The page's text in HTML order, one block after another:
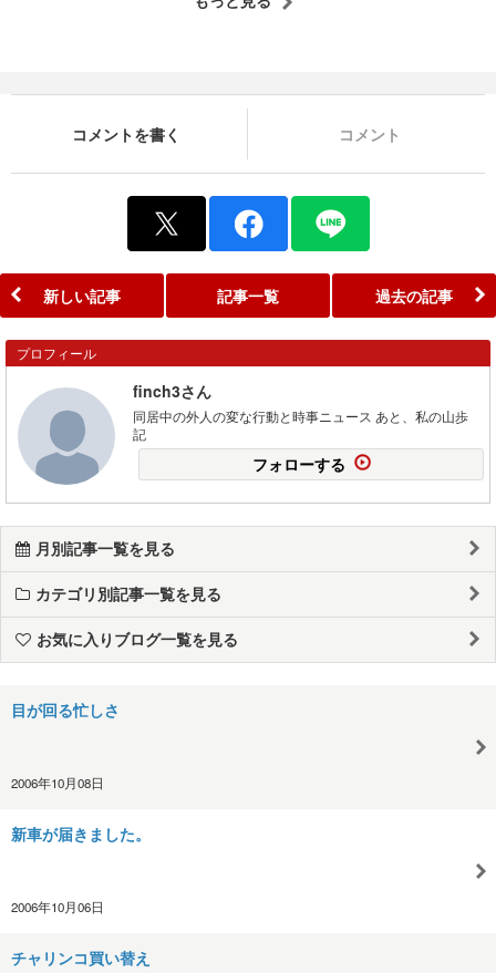
コメントを書く コメント
新しい記事 記事一覧 過去の記事
プロフィール
finch3さん
同居中の外人の変な行動と時事ニュース あと、私の山歩
記
フォローする
月別記事一覧を見る
カテゴリ別記事一覧を見る
お気に入りブログ一覧を見る
目が回る忙しさ
2006年10月08日
新車が届きました。
2006年10月06日
チャリンコ買い替え